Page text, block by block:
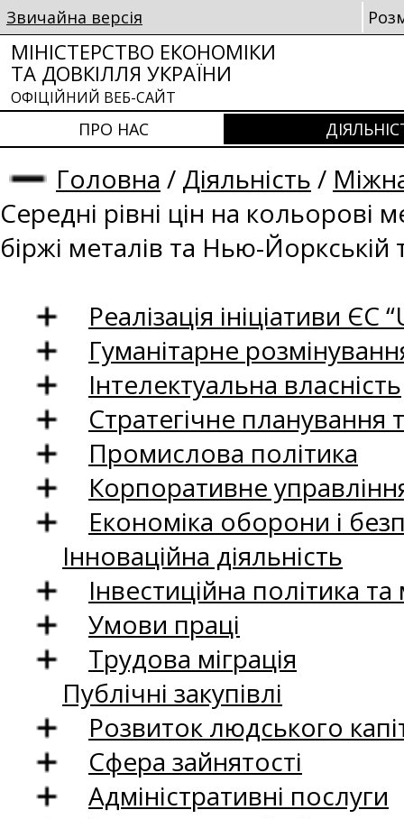
Звичайна версія
МІНІСТЕРСТВО ЕКОНОМІКИ
ТА ДОВКІЛЛЯ УКРАЇНИ
ОФІЦІЙНИЙ ВЕБ-САЙТ
ПРО НАС
Головна / Діяльність /
Середні рівні цін на кольорові
біржі металів та Нью-Йоркській
Реалізація ініціативи ЄС
Гуманітарне
Інтелектуальна власність
Стратегічне
Промислова політика
Корпоративне
Економіка оборони і
Інноваційна діяльність
Інвестиційна політика
Умови праці
Трудова міграція
Публічні закупівлі
Розвиток людського
Сфера зайнятості
Адміністративні послуги